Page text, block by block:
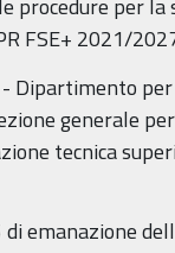
procedure per la
FSE+ 2021/
Dipartimento
generale
tecnica